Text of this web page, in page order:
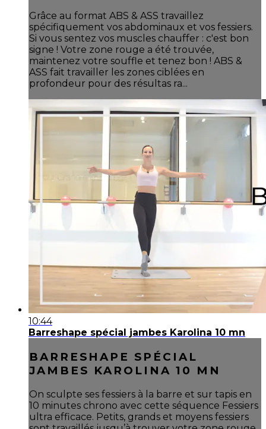
Grâce au format ABS & ASS travaillez
spécifiquement vos abdominaux et vos fessiers.
Si vous sentez vos muscles chauffer : c'est bon
signe ! Votre zone rouge a été trouvée,
maintenez votre souffle et tenez bon ! ABS &
ASS fait travailler les zones ciblées en
profondeur pour des résultas ra...
10:44
Barreshape spécial jambes Karolina 10 mn
BARRESHAPE SPÉCIAL
JAMBES KAROLINA 10 MN
On sculpte ses fessiers à la barre et sur tapis en
10 minutes chrono avec cette séquence Fessiers
ultra efficace. Petits, grands et moyens fessiers